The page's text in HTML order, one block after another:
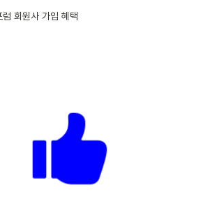
럼 회원사 가입 혜택